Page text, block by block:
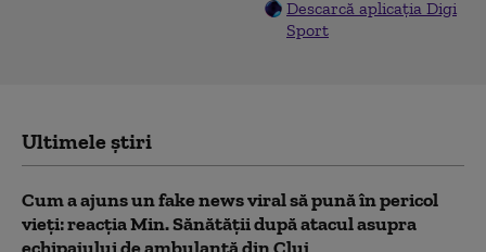
Descarcă aplicația Digi
Sport
Ultimele știri
Cum a ajuns un fake news viral să pună în pericol
vieți: reacția Min. Sănătății după atacul asupra